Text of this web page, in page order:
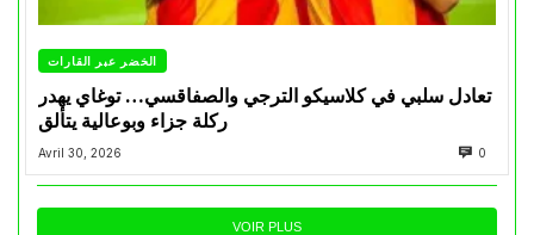
الخضر عبر القارات
تعادل سلبي في كلاسيكو الترجي والصفاقسي… توغاي يهدر
ركلة جزاء وبوعالية يتألق
Avril 30, 2026 0
VOIR PLUS